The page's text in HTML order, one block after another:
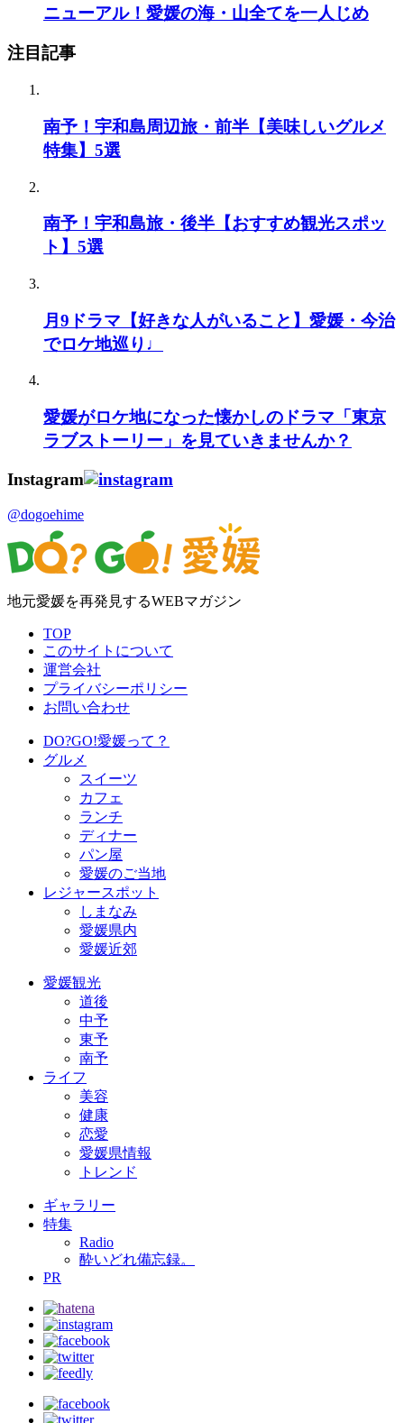
ニューアル！愛媛の海・山全てを一人じめ
注目記事
南予！宇和島周辺旅・前半【美味しいグルメ
特集】5選
南予！宇和島旅・後半【おすすめ観光スポッ
ト】5選
月9ドラマ【好きな人がいること】愛媛・今治
でロケ地巡り♩
愛媛がロケ地になった懐かしのドラマ「東京
ラブストーリー」を見ていきませんか？
Instagram
@dogoehime
地元愛媛を再発見するWEBマガジン
TOP
このサイトについて
運営会社
プライバシーポリシー
お問い合わせ
DO?GO!愛媛って？
グルメ
スイーツ
カフェ
ランチ
ディナー
パン屋
愛媛のご当地
レジャースポット
しまなみ
愛媛県内
愛媛近郊
愛媛観光
道後
中予
東予
南予
ライフ
美容
健康
恋愛
愛媛県情報
トレンド
ギャラリー
特集
Radio
酔いどれ備忘録。
PR